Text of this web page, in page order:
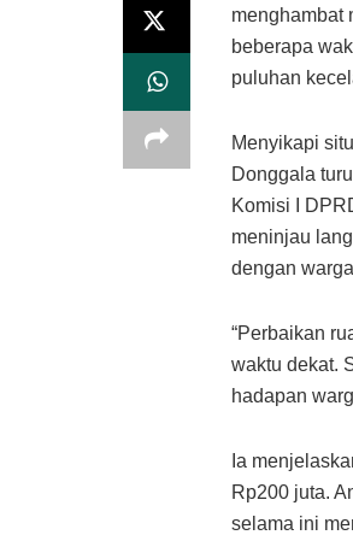
menghambat
beberapa
puluhan
Menyikapi
Donggala
Komisi I
meninjau
dengan
“Perbaikan
waktu dekat.
hadapan
Ia
Rp200 juta.
selama ini